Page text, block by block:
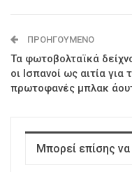
ΠΡΟΗΓΟΎΜΕΝΟ
Τα φωτοβολταϊκά
οι Ισπανοί ως αιτία για
πρωτοφανές μπλακ
Μπορεί επίσης